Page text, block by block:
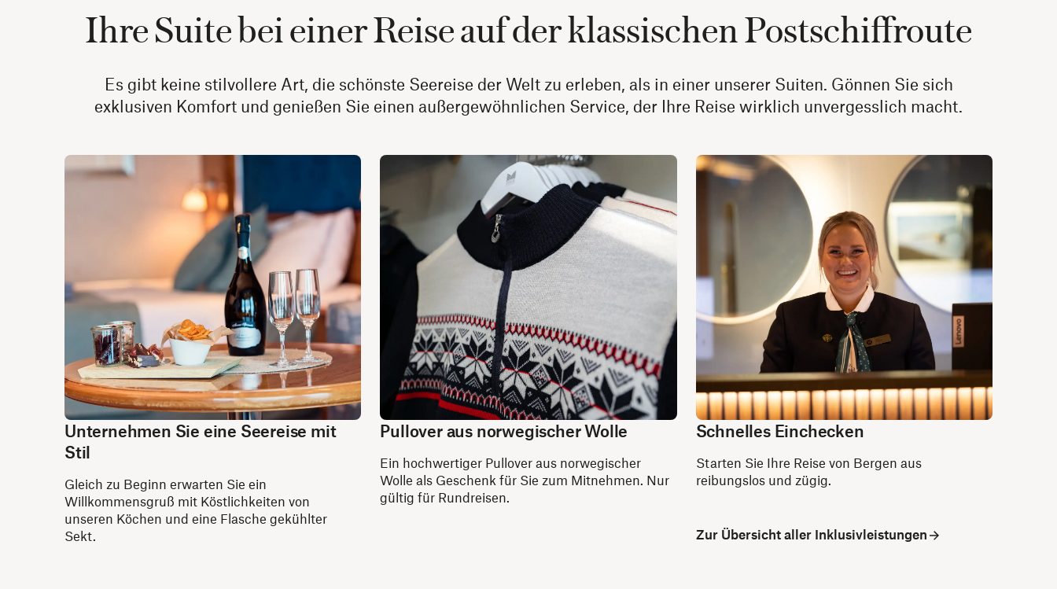
Ihre Suite bei einer Reise auf der klassischen Postschiffroute
Es gibt keine stilvollere Art, die schönste Seereise der Welt zu erleben, als in einer unserer Suiten. Gönnen Sie sich
exklusiven Komfort und genießen Sie einen außergewöhnlichen Service, der Ihre Reise wirklich unvergesslich macht.
Unternehmen Sie eine Seereise mit
Stil
Gleich zu Beginn erwarten Sie ein
Willkommensgruß mit Köstlichkeiten von
unseren Köchen und eine Flasche gekühlter
Sekt.
Pullover aus norwegischer Wolle
Ein hochwertiger Pullover aus norwegischer
Wolle als Geschenk für Sie zum Mitnehmen. Nur
gültig für Rundreisen.
Schnelles Einchecken
Starten Sie Ihre Reise von Bergen aus
reibungslos und zügig.
Zur Übersicht aller Inklusivleistungen